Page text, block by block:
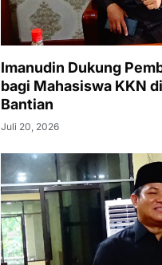
Imanudin Dukung
bagi Mahasiswa KKN
Bantian
Juli 20, 2026